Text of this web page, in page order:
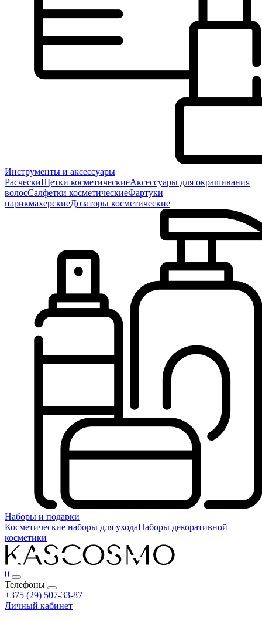
Инструменты и аксессуары
РасческиЩетки косметическиеАксессуары для окрашивания
волосСалфетки косметическиеФартуки
парикмахерскиеДозаторы косметические
Наборы и подарки
Косметические наборы для уходаНаборы декоративной
косметики
0
Телефоны
+375 (29) 507-33-87
Личный кабинет